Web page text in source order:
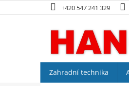
na
+420 547 241 329
Zahradní technika